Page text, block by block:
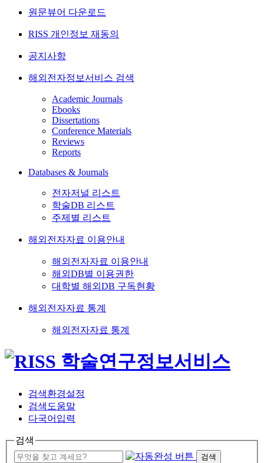
원문뷰어 다운로드
RISS 개인정보 재동의
공지사항
해외전자정보서비스 검색
Academic Journals
Ebooks
Dissertations
Conference Materials
Reviews
Reports
Databases & Journals
전자저널 리스트
학술DB 리스트
주제별 리스트
해외전자자료 이용안내
해외전자자료 이용안내
해외DB별 이용권한
대학별 해외DB 구독현황
해외전자자료 통계
해외전자자료 통계
검색환경설정
검색도움말
다국어입력
검색
검색